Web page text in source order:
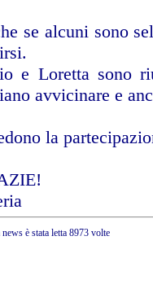
se alcuni sono
e Loretta sono
avvicinare e
la
news è stata letta 8973 volte